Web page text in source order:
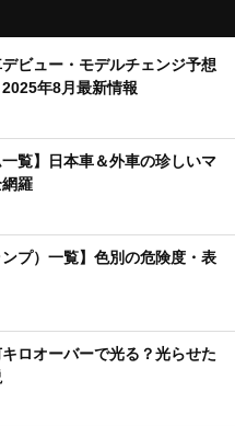
デビュー・モデルチェンジ予想
年8月最新情報
一覧】日本車＆外車の珍しいマ
羅
ンプ）一覧】色別の危険度・表
ロオーバーで光る？光らせた